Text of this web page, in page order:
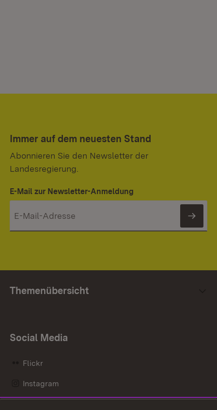
Immer auf dem neuesten Stand
Abonnieren Sie den Newsletter der
Landesregierung.
E-Mail zur Newsletter-Anmeldung
Themenübersicht
Social Media
Flickr
Instagram